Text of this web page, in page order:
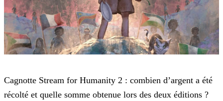
Cagnotte Stream for Humanity 2 : combien d’argent a été
récolté et quelle somme obtenue lors des deux éditions ?